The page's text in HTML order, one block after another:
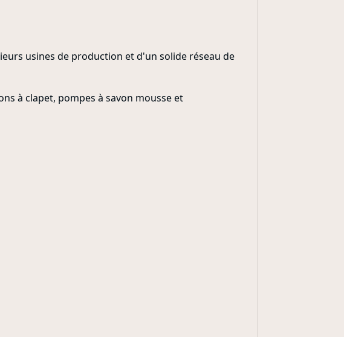
usines de production et d'un solide réseau de
à clapet, pompes à savon mousse et